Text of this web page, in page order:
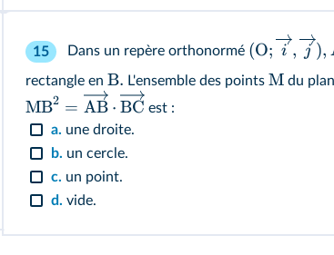
15 Dans un repère orthonormé (O; i , j ),
rectangle en B. L'ensemble des points M du
MB2 = AB ⋅ BC est :
a. une droite.
b. un cercle.
c. un point.
d. vide.